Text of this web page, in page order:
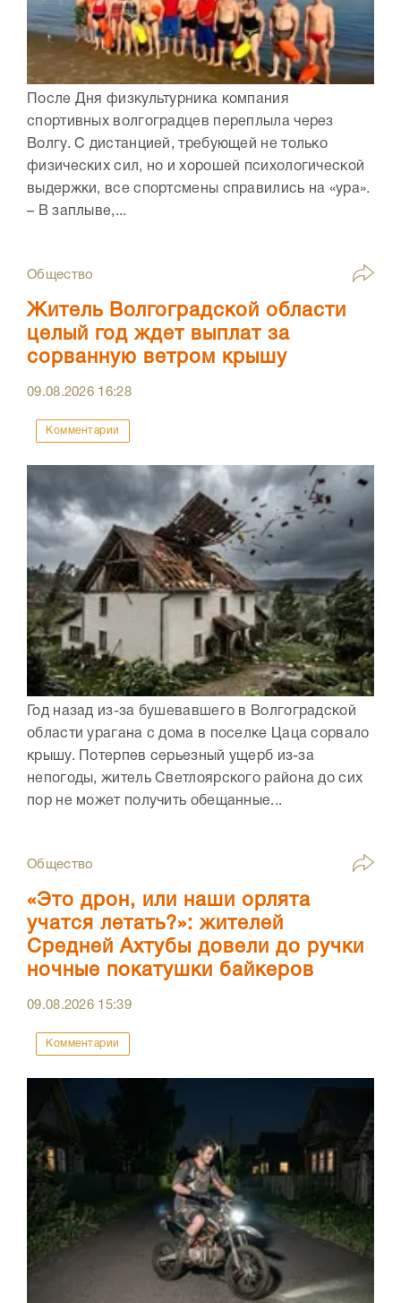
После Дня физкультурника компания
спортивных волгоградцев переплыла через
Волгу. С дистанцией, требующей не только
физических сил, но и хорошей психологической
выдержки, все спортсмены справились на «ура».
– В заплыве,...
Общество
Житель Волгоградской области
целый год ждет выплат за
сорванную ветром крышу
09.08.2026 16:28
Комментарии
Год назад из-за бушевавшего в Волгоградской
области урагана с дома в поселке Цаца сорвало
крышу. Потерпев серьезный ущерб из-за
непогоды, житель Светлоярского района до сих
пор не может получить обещанные...
Общество
«Это дрон, или наши орлята
учатся летать?»: жителей
Средней Ахтубы довели до ручки
ночные покатушки байкеров
09.08.2026 15:39
Комментарии